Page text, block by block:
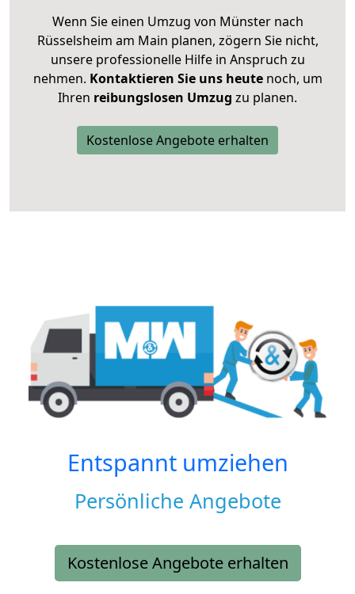
Wenn Sie einen Umzug von Münster nach
Rüsselsheim am Main planen, zögern Sie nicht,
unsere professionelle Hilfe in Anspruch zu
nehmen. Kontaktieren Sie uns heutenoch, um
Ihren reibungslosen Umzug zu planen.
Kostenlose Angebote erhalten
Entspannt umziehen
Persönliche Angebote
Kostenlose Angebote erhalten